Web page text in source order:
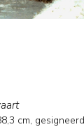
cm,